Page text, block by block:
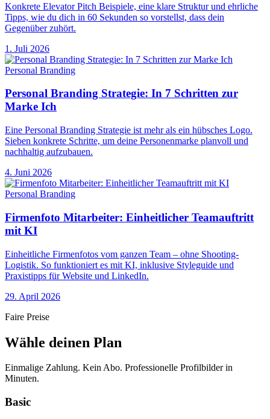
Konkrete Elevator Pitch Beispiele, eine klare Struktur und ehrliche
Tipps, wie du dich in 60 Sekunden so vorstellst, dass dein
Gegenüber zuhört.
1. Juli 2026
Personal Branding
Personal Branding Strategie: In 7 Schritten zur
Marke Ich
Eine Personal Branding Strategie ist mehr als ein hübsches Logo.
Sieben konkrete Schritte, um deine Personenmarke planvoll und
nachhaltig aufzubauen.
4. Juni 2026
Personal Branding
Firmenfoto Mitarbeiter: Einheitlicher Teamauftritt
mit KI
Einheitliche Firmenfotos vom ganzen Team – ohne Shooting-
Logistik. So funktioniert es mit KI, inklusive Styleguide und
Praxistipps für Website und LinkedIn.
29. April 2026
Faire Preise
Wähle deinen Plan
Einmalige Zahlung. Kein Abo. Professionelle Profilbilder in
Minuten.
Basic